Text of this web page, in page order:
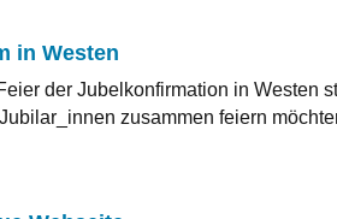
in Westen
der Jubelkonfirmation in Westen
zusammen feiern